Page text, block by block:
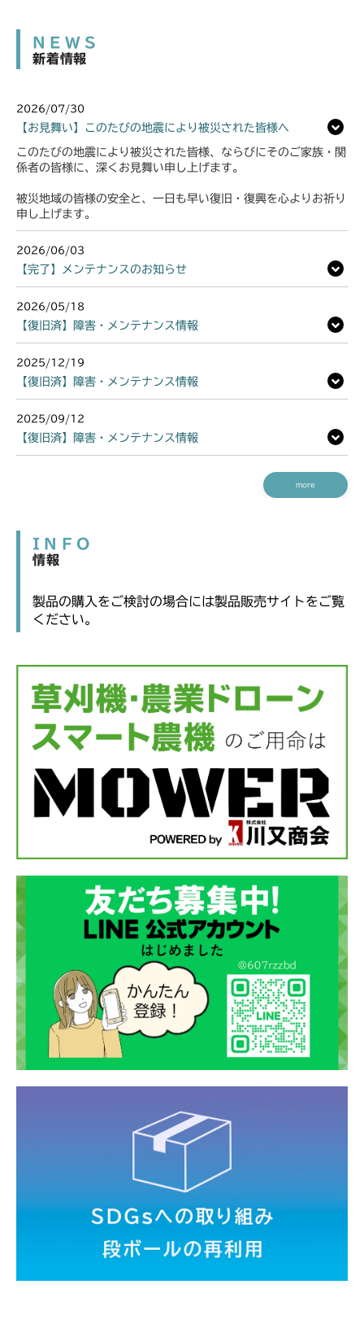
NEWS
新着情報
2026/07/30
【お見舞い】このたびの地震により被災された皆様へ
このたびの地震により被災された皆様、ならびにそのご家族・関
係者の皆様に、深くお見舞い申し上げます。
被災地域の皆様の安全と、一日も早い復旧・復興を心よりお祈り
申し上げます。
2026/06/03
【完了】メンテナンスのお知らせ
2026/05/18
【復旧済】障害・メンテナンス情報
2025/12/19
【復旧済】障害・メンテナンス情報
2025/09/12
【復旧済】障害・メンテナンス情報
more
INFO
情報
製品の購入をご検討の場合には製品販売サイトをご覧
ください。